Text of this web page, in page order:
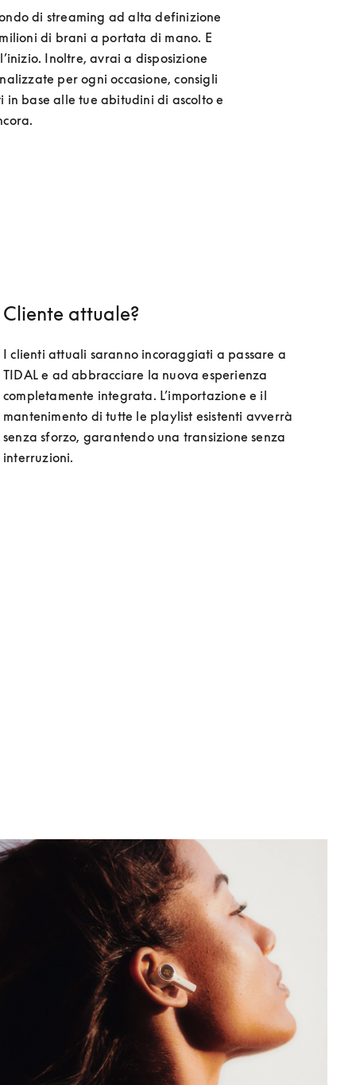
di streaming ad alta definizione
milioni di brani a portata di mano. E
Inoltre, avrai a disposizione
per ogni occasione, consigli
in base alle tue abitudini di ascolto e
Cliente attuale?
I clienti attuali saranno incoraggiati a passare a
TIDAL e ad abbracciare la nuova esperienza
completamente integrata. L’importazione e il
mantenimento di tutte le playlist esistenti avverrà
senza sforzo, garantendo una transizione senza
interruzioni.